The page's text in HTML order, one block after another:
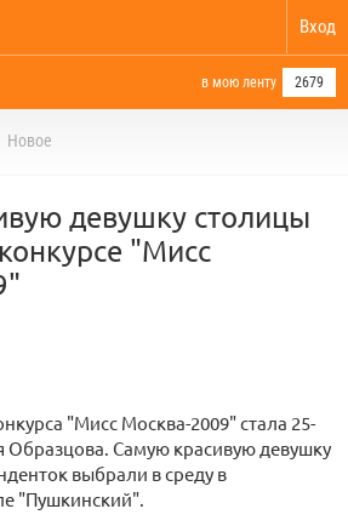
Вход
в мою ленту 2679
Новое
девушку столицы
"Мисс
"Мисс Москва-2009" стала 25-
Самую красивую девушку
выбрали в среду в
"Пушкинский".